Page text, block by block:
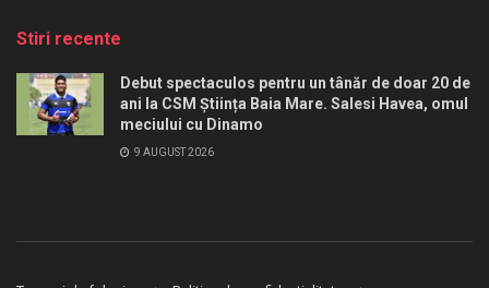
Stiri recente
Debut spectaculos pentru un tânăr de doar 20 de
ani la CSM Știința Baia Mare. Salesi Havea, omul
meciului cu Dinamo
9 AUGUST 2026